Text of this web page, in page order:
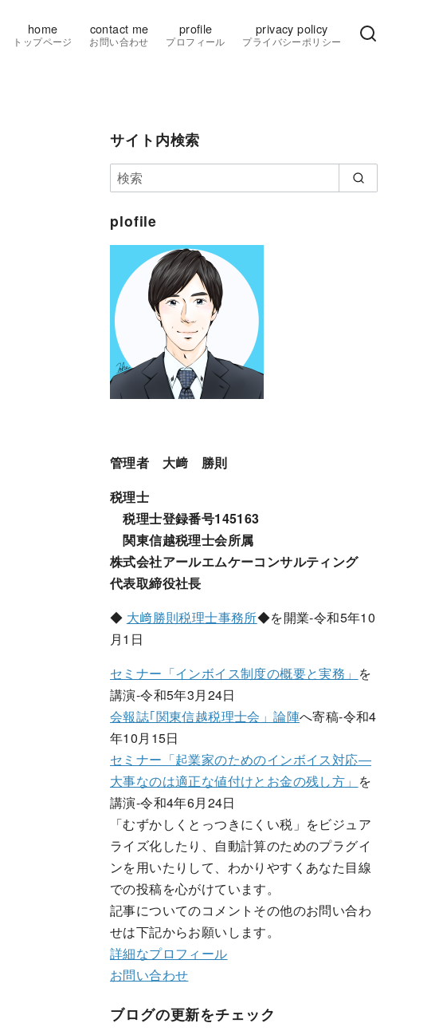
home
トップページ
contact me
お問い合わせ
profile
プロフィール
privacy policy
プライバシーポリシー
サイト内検索
plofile
管理者 大﨑 勝則
税理士
税理士登録番号145163
関東信越税理士会所属
株式会社アールエムケーコンサルティング
代表取締役社長
◆ 大﨑勝則税理士事務所◆を開業-令和5年10
月1日
セミナー「インボイス制度の概要と実務」 を
講演-令和5年3月24日
会報誌｢関東信越税理士会」論陣へ寄稿-令和4
年10月15日
セミナー「起業家のためのインボイス対応―
大事なのは適正な値付けとお金の残し方」 を
講演-令和4年6月24日
「むずかしくとっつきにくい税」をビジュア
ライズ化したり、自動計算のためのプラグイ
ンを用いたりして、わかりやすくあなた目線
での投稿を心がけています。
記事についてのコメントその他のお問い合わ
せは下記からお願いします。
詳細なプロフィール
お問い合わせ
ブログの更新をチェック